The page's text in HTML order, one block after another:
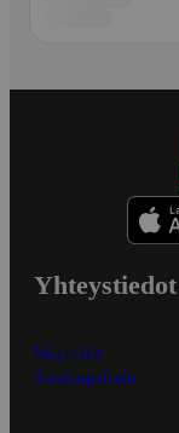
Yhteystiedot
Myymälät
Asiakaspalvelu